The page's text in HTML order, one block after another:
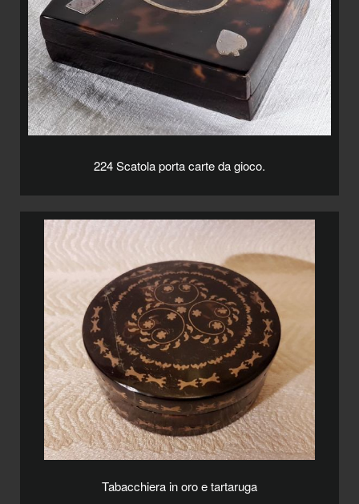
224 Scatola porta carte da gioco.
Tabacchiera in oro e tartaruga